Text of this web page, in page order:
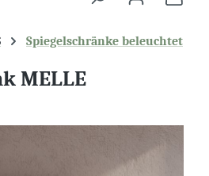
Spiegelschränke beleuchtet
MELLE